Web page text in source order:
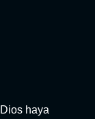
haya